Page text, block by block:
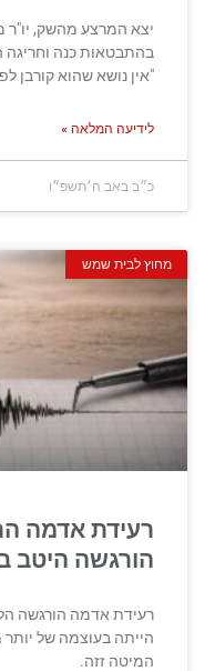
יצא המרצע מהשק, יו"ר
בהתבטאות כנה וחריגה
"אין נושא שהוא קורבן
לידיעה המלאה »
כ״ב באב ה׳תשפ״ו
מחוץ לבית שמש
רעידת אדמה
הורגשה היטב
המיטה זזה.